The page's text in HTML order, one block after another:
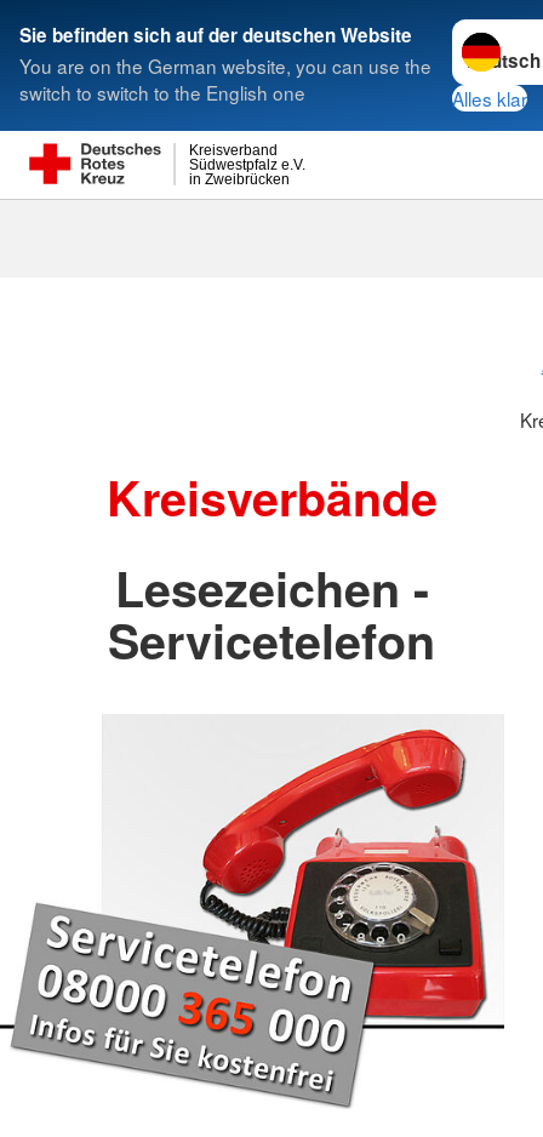
Sie befinden sich auf der deutschen Website
You are on the German website, you can use the
switch to switch to the English one
Sprache
Alles klar
in Zweibrücken
Südwestpfalz e.V.
Kreisverband
Suche
Kreisverbände
Lesezeichen -
Servicetelefon